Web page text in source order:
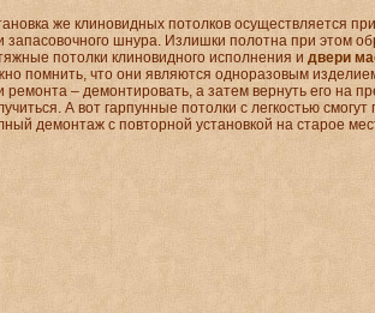
же клиновидных потолков осуществляется
запасовочного шнура. Излишки полотна при этом
потолки клиновидного исполнения и двери
помнить, что они являются одноразовым
ремонта – демонтировать, а затем вернуть его на
А вот гарпунные потолки с легкостью
демонтаж с повторной установкой на старое